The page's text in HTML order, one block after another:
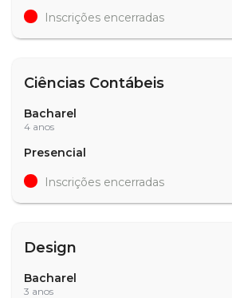
Inscrições encerradas
Ciências Contábeis
Bacharel
4 anos
Presencial
Inscrições encerradas
Design
Bacharel
3 anos